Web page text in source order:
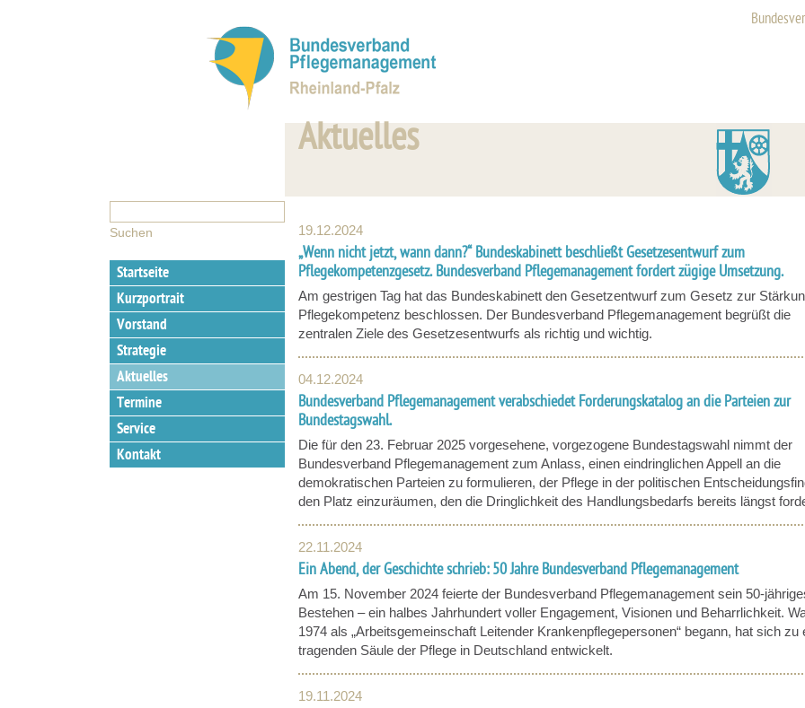
Aktuelles
Startseite
Kurzportrait
Vorstand
Strategie
Aktuelles
Termine
Service
Kontakt
19.12.2024
„Wenn nicht jetzt, wann dann?“ Bundeskabinett beschließt Gesetzesentwurf zum
Pflegekompetenzgesetz. Bundesverband Pflegemanagement fordert zügige Umsetzung.
Am gestrigen Tag hat das Bundeskabinett den Gesetzentwurf zum Gesetz zur
Pflegekompetenz beschlossen. Der Bundesverband Pflegemanagement begrüßt die
zentralen Ziele des Gesetzesentwurfs als richtig und wichtig.
04.12.2024
Bundesverband Pflegemanagement verabschiedet Forderungskatalog an die Parteien zur
Bundestagswahl.
Die für den 23. Februar 2025 vorgesehene, vorgezogene Bundestagswahl nimmt der
Bundesverband Pflegemanagement zum Anlass, einen eindringlichen Appell an die
demokratischen Parteien zu formulieren, der Pflege in der politischen
den Platz einzuräumen, den die Dringlichkeit des Handlungsbedarfs bereits längst
22.11.2024
Ein Abend, der Geschichte schrieb: 50 Jahre Bundesverband Pflegemanagement
Am 15. November 2024 feierte der Bundesverband Pflegemanagement sein 50-
Bestehen – ein halbes Jahrhundert voller Engagement, Visionen und Beharrlichkeit.
1974 als „Arbeitsgemeinschaft Leitender Krankenpflegepersonen“ begann, hat sich zu
tragenden Säule der Pflege in Deutschland entwickelt.
19.11.2024